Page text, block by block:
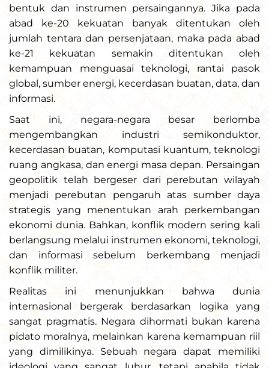
bentuk dan instrumen persaingannya. Jika pada
abad ke-20 kekuatan banyak ditentukan oleh
jumlah tentara dan persenjataan, maka pada abad
ke-21 kekuatan semakin ditentukan oleh
kemampuan menguasai teknologi, rantai pasok
global, sumber energi, kecerdasan buatan, data, dan
informasi.
Saat ini, negara-negara besar berlomba
mengembangkan industri semikonduktor,
kecerdasan buatan, komputasi kuantum, teknologi
ruang angkasa, dan energi masa depan. Persaingan
geopolitik telah bergeser dari perebutan wilayah
menjadi perebutan pengaruh atas sumber daya
strategis yang menentukan arah perkembangan
ekonomi dunia. Bahkan, konflik modern sering kali
berlangsung melalui instrumen ekonomi, teknologi,
dan informasi sebelum berkembang menjadi
konflik militer.
Realitas ini menunjukkan bahwa dunia
internasional bergerak berdasarkan logika yang
sangat pragmatis. Negara dihormati bukan karena
pidato moralnya, melainkan karena kemampuan riil
yang dimilikinya. Sebuah negara dapat memiliki